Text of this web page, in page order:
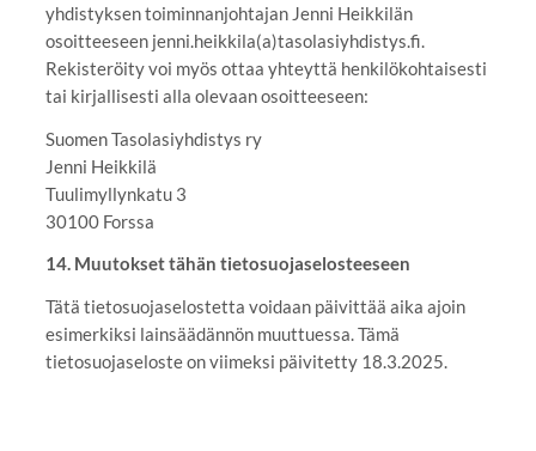
yhdistyksen toiminnanjohtajan Jenni Heikkilän
osoitteeseen jenni.heikkila(a)tasolasiyhdistys.fi.
Rekisteröity voi myös ottaa yhteyttä henkilökohtaisesti
tai kirjallisesti alla olevaan osoitteeseen:
Suomen Tasolasiyhdistys ry
Jenni Heikkilä
Tuulimyllynkatu 3
30100 Forssa
14. Muutokset tähän tietosuojaselosteeseen
Tätä tietosuojaselostetta voidaan päivittää aika ajoin
esimerkiksi lainsäädännön muuttuessa. Tämä
tietosuojaseloste on viimeksi päivitetty 18.3.2025.